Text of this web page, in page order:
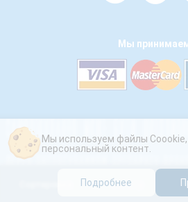
Фильтр
Мы
Мы используем файлы
персональный контент.
Подробнее